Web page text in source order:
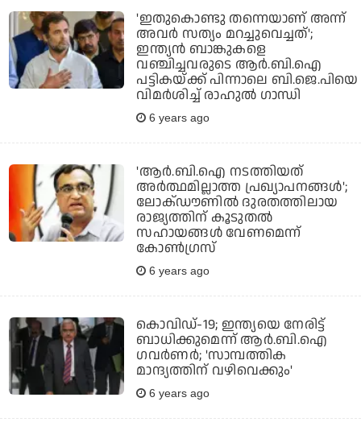
'ഇതുകൊണ്ടു തന്നെയാണ് അന്ന്
അവര്‍ സത്യം മറച്ചുവെച്ചത്';
ഇന്ത്യന്‍ ബാങ്കുകളെ
വഞ്ചിച്ചവരുടെ ആര്‍.ബി.ഐ
പട്ടികയ്ക്ക് പിന്നാലെ ബി.ജെ.പിയെ
വിമര്‍ശിച്ച് രാഹുല്‍ ഗാന്ധി
6 years ago
'ആര്‍.ബി.ഐ നടത്തിയത്
അര്‍ത്ഥമില്ലാത്ത പ്രഖ്യാപനങ്ങള്‍';
ലോക്ഡൗണില്‍ ദുരതത്തിലായ
രാജ്യത്തിന് കൂടുതല്‍
സഹായങ്ങള്‍ വേണമെന്ന്
കോണ്‍ഗ്രസ്
6 years ago
കൊവിഡ്-19; ഇന്ത്യയെ നേരിട്ട്
ബാധിക്കുമെന്ന് ആര്‍.ബി.ഐ
ഗവര്‍ണര്‍; 'സാമ്പത്തിക
മാന്ദ്യത്തിന് വഴിവെക്കും'
6 years ago